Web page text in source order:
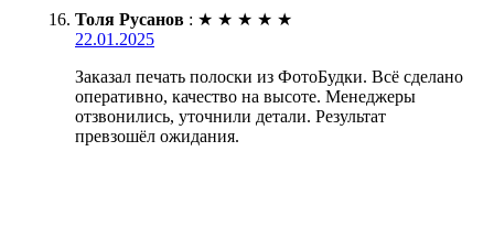
Толя Русанов : ★ ★ ★ ★ ★
22.01.2025
Заказал печать полоски из ФотоБудки. Всё сделано
оперативно, качество на высоте. Менеджеры
отзвонились, уточнили детали. Результат
превзошёл ожидания.